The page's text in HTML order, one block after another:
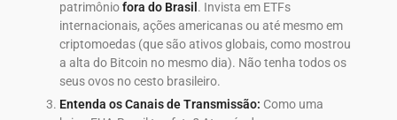
patrimôniofora do Brasil . Invista em ETFs
internacionais, ações americanas ou até mesmo em
criptomoedas (que são ativos globais, como mostrou
a alta do Bitcoin no mesmo dia). Não tenha todos os
seus ovos no cesto brasileiro.
Entenda os Canais de Transmissão: Como uma